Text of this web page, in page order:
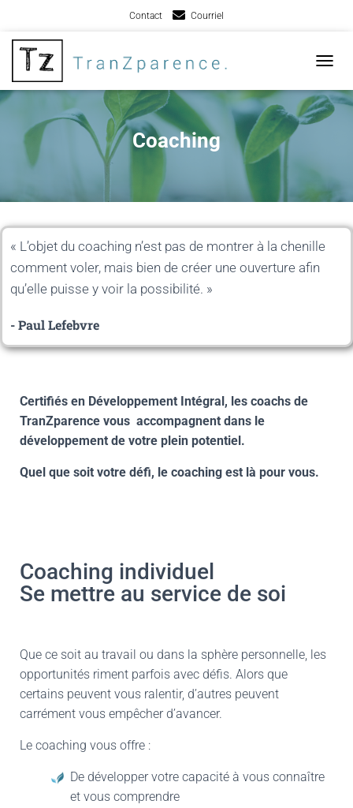
Contact Courriel
Coaching
« L’objet du coaching n’est pas de montrer à la chenille
comment voler, mais bien de créer une ouverture afin
qu’elle puisse y voir la possibilité. »
- Paul Lefebvre
Certifiés en Développement Intégral, les coachs de
TranZparence vous accompagnent dans le
développement de votre plein potentiel.
Quel que soit votre défi, le coaching est là pour vous.
Coaching individuel
Se mettre au service de soi
Que ce soit au travail ou dans la sphère personnelle, les
opportunités riment parfois avec défis. Alors que
certains peuvent vous ralentir, d’autres peuvent
carrément vous empêcher d’avancer.
Le coaching vous offre :
De développer votre capacité à vous connaître
et vous comprendre